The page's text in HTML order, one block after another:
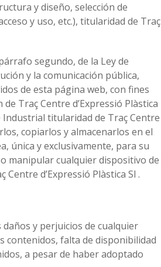
y diseño, selección de
y uso, etc.), titularidad de Traç
segundo, de la Ley de
y la comunicación pública,
de esta página web, con fines
Traç Centre d’Expressió Plàstica
Industrial titularidad de Traç Centre
copiarlos y almacenarlos en el
única y exclusivamente, para su
manipular cualquier dispositivo de
d’Expressió Plàstica Sl .
daños y perjuicios de cualquier
contenidos, falta de disponibilidad
a pesar de haber adoptado